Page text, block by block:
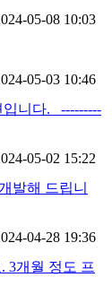
05-08 10:03
05-03 10:46
입니다. ---------
05-02 15:22
발해 드립니
04-28 19:36
3개월 정도 프